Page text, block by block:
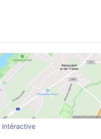
intéractive